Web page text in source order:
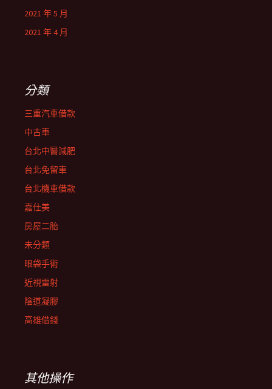
2021 年 5 月
2021 年 4 月
分類
三重汽車借款
中古車
台北中醫減肥
台北免留車
台北機車借款
嘉仕美
房屋二胎
未分類
眼袋手術
近視雷射
陰道凝膠
高雄借錢
其他操作